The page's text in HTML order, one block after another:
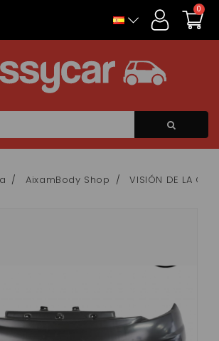
0
AixamBody Shop VISIÓN DE LA
cookies